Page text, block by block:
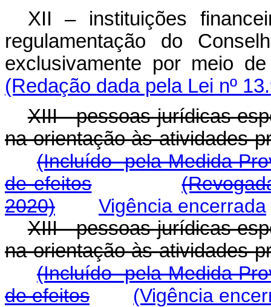
XII – instituições
regulamentação do
exclusivamente por meio
(Redação dada pela Lei nº
XIII - pessoas jurídicas
na orientação às atividades
(Incluído pela Medida
de efeitos
2020)
Vigência encerrada
XIII - pessoas jurídicas
na orientação às atividades
(Incluído pela Medida
de efeitos
(Vigência